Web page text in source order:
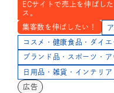
ECサイトで売上を伸ばし
ス。
集客数を伸ばしたい！
コスメ・健康食品・ダイエ
ブランド品・スポーツ・ア
日用品・雑貨・インテリア
広告